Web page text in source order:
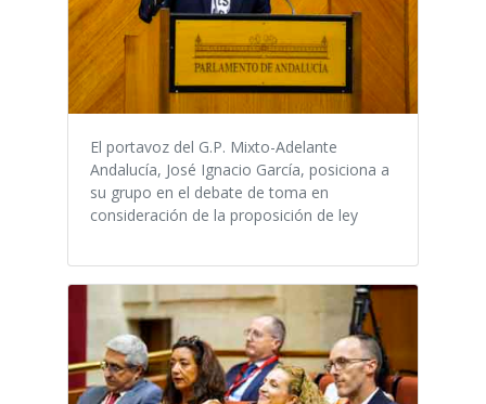
El portavoz del G.P. Mixto-Adelante
Andalucía, José Ignacio García, posiciona a
su grupo en el debate de toma en
consideración de la proposición de ley